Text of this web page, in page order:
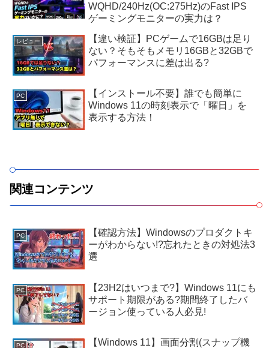
WQHD/240Hz(OC:275Hz)のFast IPS
ゲーミングモニターの実力は？
レビュー
【違い検証】PCゲームで16GBは足り
ない？そもそもメモリ16GBと32GBで
パフォーマンスに差は出る?
PC
【インストール不要】誰でも簡単に
Windows 11の時刻表示で「曜日」を
表示する方法！
関連コンテンツ
PC
【確認方法】Windowsのプロダクトキ
ーがわからない!?忘れたときの対処法3
選
PC
【23H2はいつまで?】Windows 11にも
サポート期限がある?期間終了したバ
ージョン使っている人必見!
PC
【Windows 11】画面分割(スナップ機